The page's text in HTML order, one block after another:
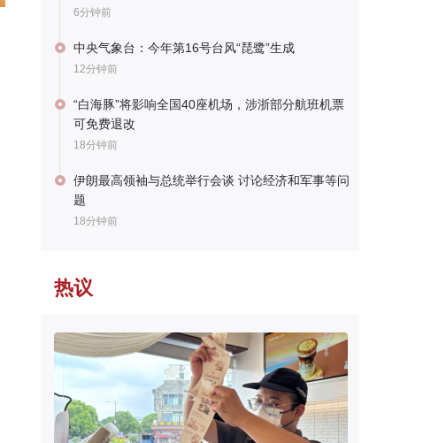
6分钟前
中央气象台：今年第16号台风“琵鹭”生成
12分钟前
“白海豚”将影响全国40座机场，涉浙部分航班机票
可免费退改
18分钟前
伊朗最高领袖与总统举行会谈 讨论经济和军事等问
题
18分钟前
热议